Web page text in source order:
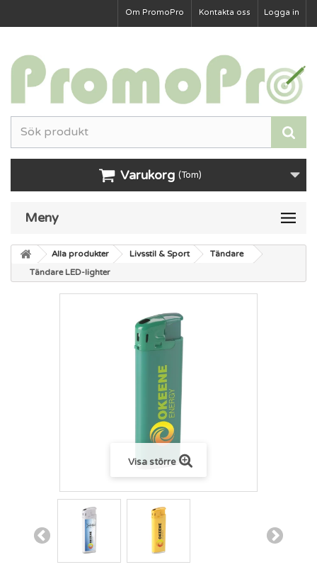
Logga in
Kontakta oss
Om PromoPro
Varukorg (Tom)
Meny
Alla produkter Livsstil & Sport
Tändare
Tändare LED-lighter
Visa större